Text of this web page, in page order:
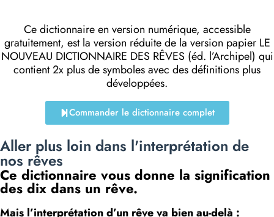
Ce dictionnaire en version numérique, accessible
gratuitement, est la version réduite de la version papier LE
NOUVEAU DICTIONNAIRE DES RÊVES (éd. l’Archipel) qui
contient 2x plus de symboles avec des définitions plus
développées.
Commander le dictionnaire complet
Aller plus loin dans l'interprétation de
nos rêves
Ce dictionnaire vous donne la signification
des dix dans un rêve.
Mais l’interprétation d’un rêve va bien au-delà :